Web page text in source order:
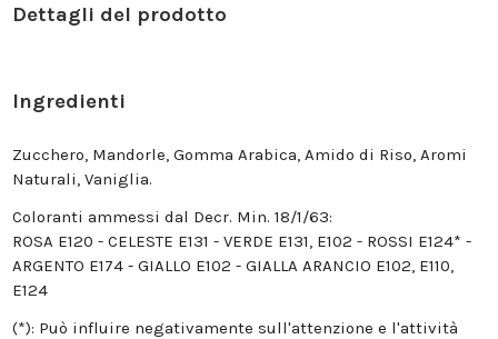
Dettagli del prodotto
Ingredienti
Zucchero, Mandorle, Gomma Arabica, Amido di Riso, Aromi
Naturali, Vaniglia.
Coloranti ammessi dal Decr. Min. 18/1/63:
ROSA E120 - CELESTE E131 - VERDE E131, E102 - ROSSI E124* -
ARGENTO E174 - GIALLO E102 - GIALLA ARANCIO E102, E110,
E124
(*): Può influire negativamente sull'attenzione e l'attività